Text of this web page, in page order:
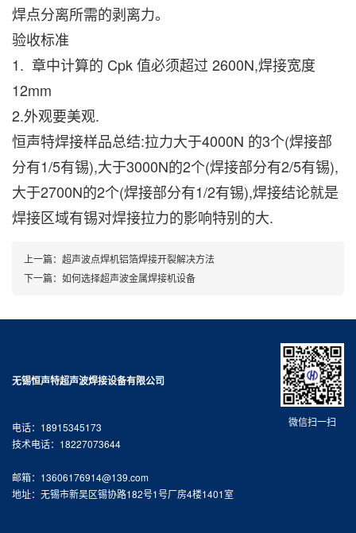
焊点分离所需的剥离力。
验收标准
1. 章中计算的 Cpk 值必须超过 2600N,焊接宽度
12mm
2.外观要美观.
恒声特焊接样品总结:拉力大于4000N 的3个(焊接部
分有1/5有锡),大于3000N的2个(焊接部分有2/5有锡),
大于2700N的2个(焊接部分有1/2有锡),焊接结论就是
焊接区域有锡对焊接拉力的影响特别的大.
上一篇： 超声波点焊机铝箔焊接开裂解决方法
下一篇： 如何选择超声波金属焊接机设备
微信扫一扫
无锡恒声特超声波焊接设备有限公司
电话：18915345173
技术电话：18227073644
邮箱：13606176914@139.com
地址：无锡市新吴区锡协路182号1号厂房4楼1401室